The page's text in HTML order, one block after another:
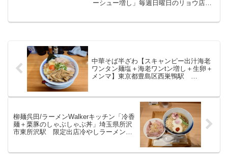
油スープに昆布水に浸かった細め
てきました。
ーシュー増し」毎週日曜日のリョウ店長
中華そば半ざわ【スキャンピー出汁海老
ワンタン麺塩＋海老ワンtン増し＋生卵＋
メンマ】東京都豊島区西巣鴨駅
柳麺呉田/ラーメンWalkerキッチン「冷香
麺＋栗豚のしゃぶしゃぶ丼」埼玉県所沢
市東所沢駅 限定出店冷やしラーメン情